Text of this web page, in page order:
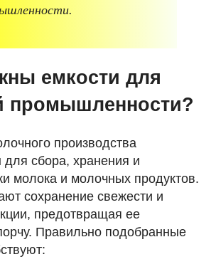
емкости для
промышленности?
производства
для сбора, хранения и
молока и молочных продуктов.
сохранение свежести и
предотвращая ее
Правильно подобранные